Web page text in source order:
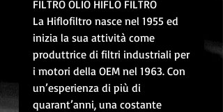
FILTRO OLIO HIFLO FILTRO
La Hiflofiltro nasce nel 1955 ed
inizia la sua attività come
produttrice di filtri industriali per
i motori della OEM nel 1963. Con
un’esperienza di più di
quarant’anni, una costante